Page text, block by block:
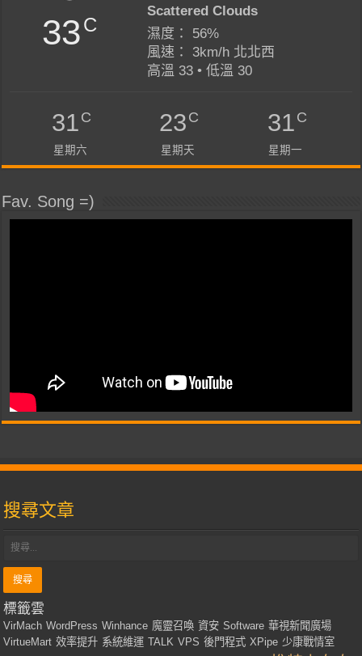
33C
Scattered Clouds
濕度： 56%
風速： 3km/h 北北西
高溫 33 • 低溫 30
31C
星期六
23C
星期天
31C
星期一
Fav. Song =)
搜尋文章
標籤雲
VirMach WordPress Winhance 魔靈召喚 資安 Software 華視新聞廣場
VirtueMart 效率提升 系統維運 TALK VPS 後門程式 XPipe 少康戰情室